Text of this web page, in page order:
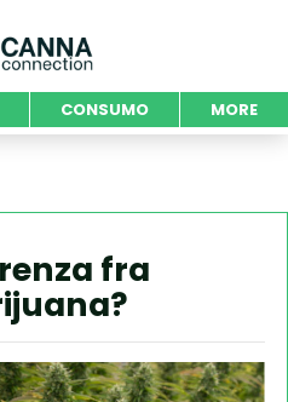
CONSUMO MORE
fra